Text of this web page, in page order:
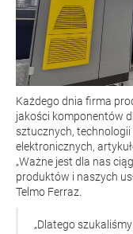
Każdego dnia firma
jakości komponentów
sztucznych,
elektronicznych,
„Ważne jest dla nas
produktów i naszych
Telmo Ferraz.
„Dlatego